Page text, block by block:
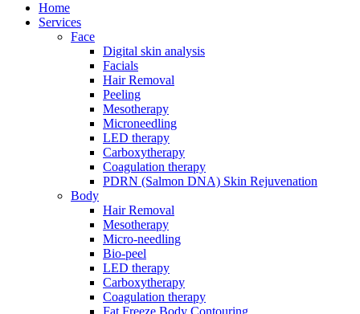
Home
Services
Face
Digital skin analysis
Facials
Hair Removal
Peeling
Mesotherapy
Microneedling
LED therapy
Carboxytherapy
Coagulation therapy
PDRN (Salmon DNA) Skin Rejuvenation
Body
Hair Removal
Mesotherapy
Micro-needling
Bio-peel
LED therapy
Carboxytherapy
Coagulation therapy
Fat Freeze Body Contouring